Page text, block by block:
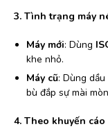
3. Tình trạng máy
Máy mới: Dùng
khe nhỏ.
Máy cũ: Dùng
bù đắp sự mài
4. Theo khuyến